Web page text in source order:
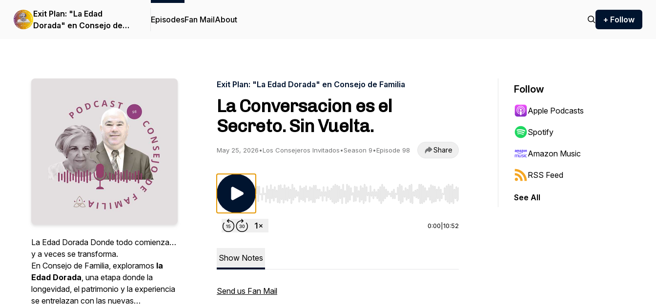
Exit Plan: "La Edad
Dorada" en Consejo de
EpisodesFan MailAbout + Follow
La Edad Dorada Donde todo comienza…
y a veces se transforma.
En Consejo de Familia, exploramos la
Edad Dorada, una etapa donde la
longevidad, el patrimonio y la experiencia
se entrelazan con las nuevas
Exit Plan: "La Edad Dorada" en Consejo de Familia
La Conversacion es el
Secreto. Sin Vuelta.
May 25, 2026•Los Consejeros Invitados•Season 9•Episode 98 Share
Use Left/Right to seek, Home/End to jump to start or end. Hold shift to jump forward or backward.
0:00 10:52
Show Notes
Send us Fan Mail
Follow
Apple Podcasts
Spotify
Amazon Music
RSS Feed
See All